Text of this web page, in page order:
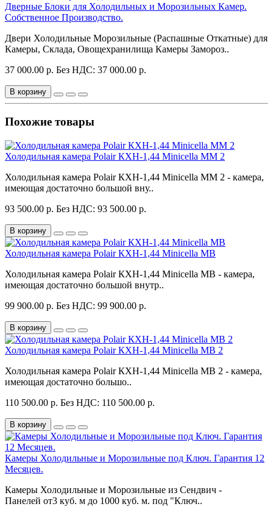
Дверные Блоки для Холодильных и Морозильных Камер.
Собственное Производство.
Двери Холодильные Морозильные (Распашные Откатные) для
Камеры, Склада, Овощехранилища Камеры Замороз..
37 000.00 р. Без НДС: 37 000.00 р.
В корзину
Похожие товары
Холодильная камера Polair КХН-1,44 Minicella MM 2
Холодильная камера Polair КХН-1,44 Minicella MM 2 - камера,
имеющая достаточно большой вну..
93 500.00 р. Без НДС: 93 500.00 р.
В корзину
Холодильная камера Polair КХН-1,44 Minicella MB
Холодильная камера Polair КХН-1,44 Minicella MB - камера,
имеющая достаточно большой внутр..
99 900.00 р. Без НДС: 99 900.00 р.
В корзину
Холодильная камера Polair КХН-1,44 Minicella MB 2
Холодильная камера Polair КХН-1,44 Minicella MB 2 - камера,
имеющая достаточно большо..
110 500.00 р. Без НДС: 110 500.00 р.
В корзину
Камеры Холодильные и Морозильные под Ключ. Гарантия 12
Месяцев.
Камеры Холодильные и Морозильные из Сендвич -
Панелей от3 куб. м до 1000 куб. м. под "Ключ..